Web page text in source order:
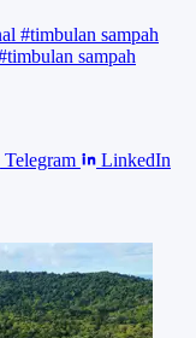
#timbulan sampah
sampah
Telegram LinkedIn